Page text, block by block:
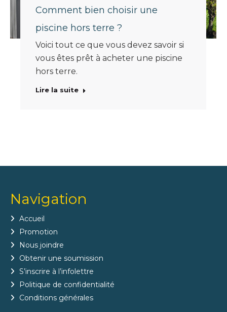
Comment bien choisir une
piscine hors terre ?
Voici tout ce que vous devez savoir si
vous êtes prêt à acheter une piscine
hors terre.
Lire la suite
Navigation
Accueil
Promotion
Nous joindre
Obtenir une soumission
S’inscrire à l’infolettre
Politique de confidentialité
Conditions générales